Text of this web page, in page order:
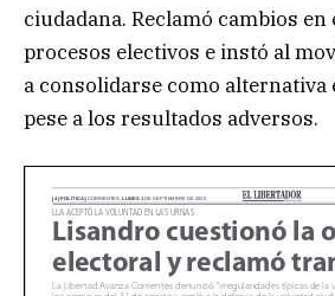
ciudadana. Reclamó cambios
procesos electivos e instó al
a consolidarse como alternativa
pese a los resultados adversos.